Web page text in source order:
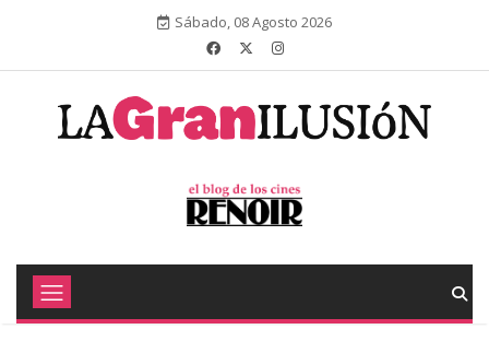
Sábado, 08 Agosto 2026